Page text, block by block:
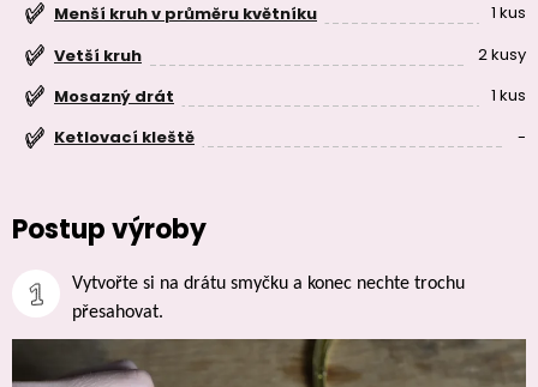
Menší kruh v průměru květníku
1 kus
Vetší kruh
2 kusy
Mosazný drát
1 kus
Ketlovací kleště
-
Postup výroby
Vytvořte si na drátu smyčku a konec nechte trochu
přesahovat.